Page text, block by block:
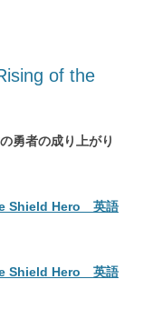
of the
勇者の成り上がり
Shield Hero 英語
Shield Hero 英語